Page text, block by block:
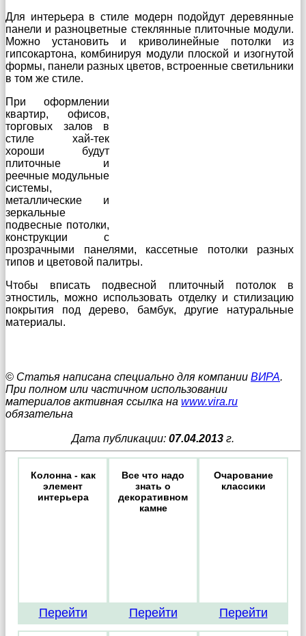
Для интерьера в стиле модерн подойдут деревянные
панели и разноцветные стеклянные плиточные модули.
Можно установить и криволинейные потолки из
гипсокартона, комбинируя модули плоской и изогнутой
формы, панели разных цветов, встроенные светильники
в том же стиле.
При оформлении
квартир, офисов,
торговых залов в
стиле хай-тек
хороши будут
плиточные и
реечные модульные
системы,
металлические и
зеркальные
подвесные потолки,
конструкции с
прозрачными панелями, кассетные потолки разных
типов и цветовой палитры.
Чтобы вписать подвесной плиточный потолок в
этностиль, можно использовать отделку и стилизацию
покрытия под дерево, бамбук, другие натуральные
материалы.
© Статья написана специально для компании ВИРА.
При полном или частичном использовании
материалов активная ссылка на www.vira.ru
обязательна
Дата публикации: 07.04.2013 г.
Колонна - как
элемент
интерьера
Перейти
Все что надо
знать о
декоративном
камне
Перейти
Очарование
классики
Перейти